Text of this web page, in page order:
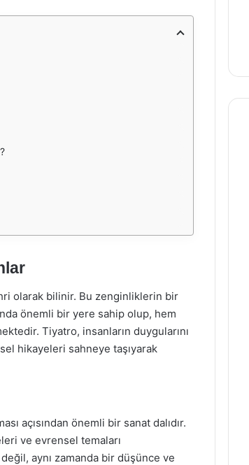
olarak bilinir. Bu zenginliklerin bir
önemli bir yere sahip olup, hem
Tiyatro, insanların duygularını
hikayeleri sahneye taşıyarak
açısından önemli bir sanat dalıdır.
ve evrensel temaları
aynı zamanda bir düşünce ve